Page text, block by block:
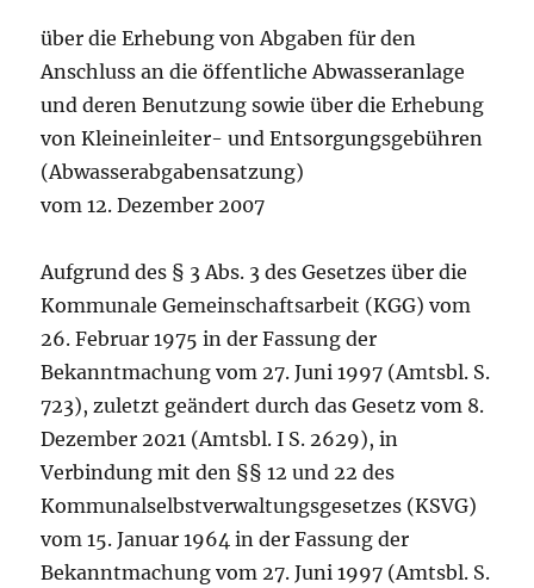
über die Erhebung von Abgaben für den
Anschluss an die öffentliche Abwasseranlage
und deren Benutzung sowie über die Erhebung
von Kleineinleiter- und Entsorgungsgebühren
(Abwasserabgabensatzung)
vom 12. Dezember 2007
Aufgrund des § 3 Abs. 3 des Gesetzes über die
Kommunale Gemeinschaftsarbeit (KGG) vom
26. Februar 1975 in der Fassung der
Bekanntmachung vom 27. Juni 1997 (Amtsbl. S.
723), zuletzt geändert durch das Gesetz vom 8.
Dezember 2021 (Amtsbl. I S. 2629), in
Verbindung mit den §§ 12 und 22 des
Kommunal­selbst­verwal­tungsgesetzes (KSVG)
vom 15. Januar 1964 in der Fassung der
Bekanntmachung vom 27. Juni 1997 (Amtsbl. S.